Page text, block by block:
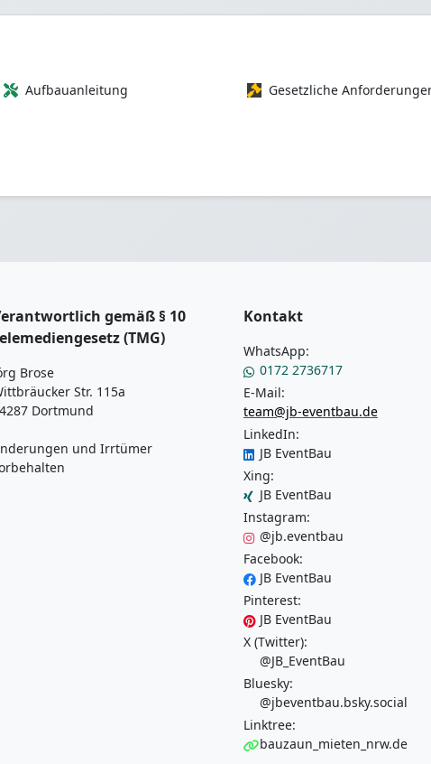
Aufbauanleitung Gesetzliche
gemäß § 10
(TMG)
Brose
Str. 115a
Dortmund
und Irrtümer
Kontakt
WhatsApp:
0172 2736717
E-Mail:
team@jb-eventbau.de
LinkedIn:
JB EventBau
Xing:
JB EventBau
Instagram:
@jb.eventbau
Facebook:
JB EventBau
Pinterest:
JB EventBau
X (Twitter):
@JB_EventBau
Bluesky:
@jbeventbau.bsky.social
Linktree:
bauzaun_mieten_nrw.de